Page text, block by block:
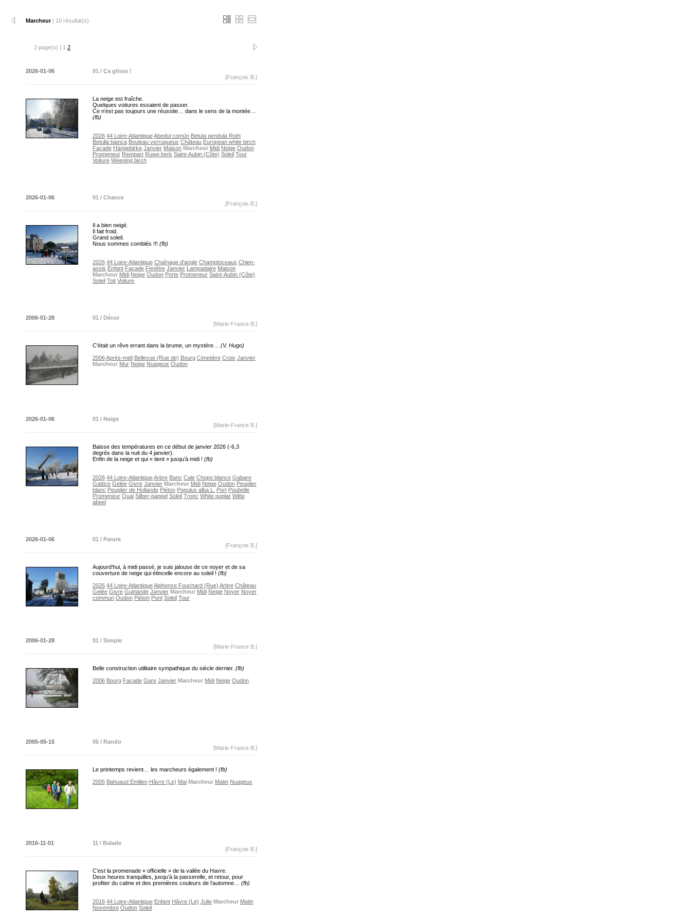
Marcheur| 10 résultat(s)
2 page(s) | 1 2
2026-01-06
01 / Ça glisse !
[François B.]
La neige est fraîche.
Quelques voitures essaient de passer.
Ce n’est pas toujours une réussite… dans le sens de la montée…
(fb)
2026 44 Loire-AtlantiqueAbedul común Betula pendula Roth
Betulla bianca Bouleau verruqueux Château European white birch
Façade Hängebirke Janvier Maison Marcheur Midi Neige Oudon
Promeneur Rempart Ruwe berk Saint-Aubin (Côte) Soleil Tour
Voiture Weeping birch
2026-01-06
01 / Chance
[François B.]
Il a bien neigé.
Il fait froid.
Grand soleil.
Nous sommes comblés !!! (fb)
2026 44 Loire-Atlantique Chaînage d'angle Champtoceaux Chien-
assis Enfant Façade Fenêtre Janvier Lampadaire Maison
Marcheur Midi Neige Oudon Porte Promeneur Saint-Aubin (Côte)
Soleil Toit Voiture
2006-01-28
01 / Décor
[Marie-France B.]
C'était un rêve errant dans la brume, un mystère… (V. Hugo)
2006Après-midi Bellevue (Rue de) Bourg Cimetière Croix Janvier
Marcheur Mur Neige Nuageux Oudon
2026-01-06
01 / Neige
[Marie-France B.]
Baisse des températures en ce début de janvier 2026 (-6,3
degrés dans la nuit du 4 janvier).
Enfin de la neige et qui « tient » jusqu’à midi ! (fb)
2026 44 Loire-AtlantiqueArbre Banc Cale Chopo blanco Gabare
Gattice Gelée Givre Janvier Marcheur Midi Neige Oudon Peuplier
blanc Peuplier de Hollande Piéton Populus alba L. Port Poubelle
Promeneur Quai Silber-pappel Soleil Tronc White poplar Witte
abeel
2026-01-06
01 / Parure
[François B.]
Aujourd’hui, à midi passé, je suis jalouse de ce noyer et de sa
couverture de neige qui étincelle encore au soleil ! (fb)
2026 44 Loire-AtlantiqueAlphonse Fouchard (Rue) Arbre Château
Gelée Givre Guirlande Janvier Marcheur Midi Neige Noyer Noyer
commun Oudon Piéton Pont Soleil Tour
2006-01-28
01 / Simple
[Marie-France B.]
Belle construction utilitaire sympathique du siècle dernier. (fb)
2006 Bourg Façade Gare Janvier Marcheur Midi Neige Oudon
2005-05-15
05 / Rando
[Marie-France B.]
Le printemps revient… les marcheurs également ! (fb)
2005 Bahuaud Emilien Hâvre (Le) Mai Marcheur Matin Nuageux
2016-11-01
11 / Balade
[François B.]
C’est la promenade « officielle » de la vallée du Havre.
Deux heures tranquilles, jusqu’à la passerelle, et retour, pour
profiter du calme et des premières couleurs de l’automne… (fb)
2016 44 Loire-Atlantique Enfant Hâvre (Le) Julie Marcheur Matin
Novembre Oudon Soleil